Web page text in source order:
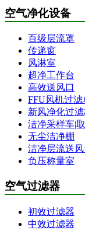
空气净化设备
百级层流罩
传递窗
风淋室
超净工作台
高效送风口
FFU风机过滤
新风净化过
洁净采样车|
无尘洁净棚
洁净层流送
负压称量室
空气过滤器
初效过滤器
中效过滤器